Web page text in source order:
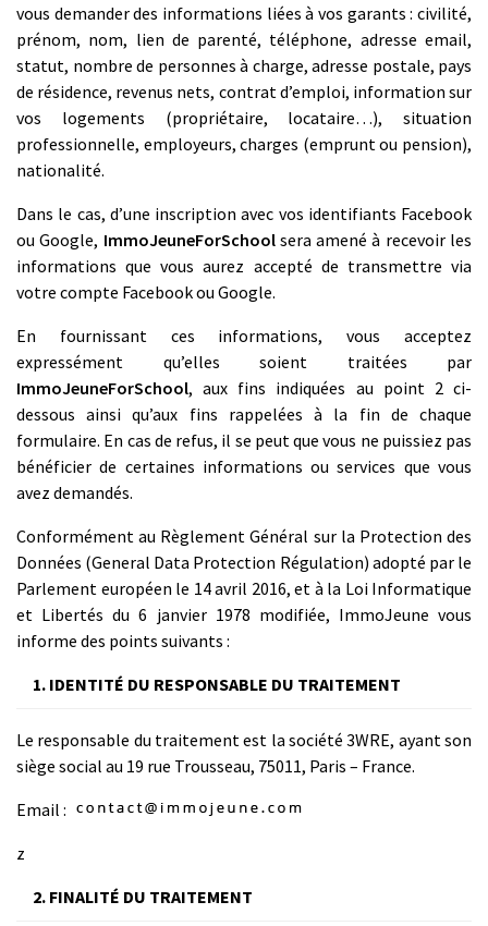
vous demander des informations liées à vos garants : civilité,
prénom, nom, lien de parenté, téléphone, adresse email,
statut, nombre de personnes à charge, adresse postale, pays
de résidence, revenus nets, contrat d’emploi, information sur
vos logements (propriétaire, locataire…), situation
professionnelle, employeurs, charges (emprunt ou pension),
nationalité.
Dans le cas, d’une inscription avec vos identifiants Facebook
ou Google, ImmoJeuneForSchoolsera amené à recevoir les
informations que vous aurez accepté de transmettre via
votre compte Facebook ou Google.
En fournissant ces informations, vous acceptez
expressément qu’elles soient traitées par
ImmoJeuneForSchool, aux fins indiquées au point 2 ci-
dessous ainsi qu’aux fins rappelées à la fin de chaque
formulaire. En cas de refus, il se peut que vous ne puissiez pas
bénéficier de certaines informations ou services que vous
avez demandés.
Conformément au Règlement Général sur la Protection des
Données (General Data Protection Régulation) adopté par le
Parlement européen le 14 avril 2016, et à la Loi Informatique
et Libertés du 6 janvier 1978 modifiée, ImmoJeune vous
informe des points suivants :
1. IDENTITÉ DU RESPONSABLE DU TRAITEMENT
Le responsable du traitement est la société 3WRE, ayant son
siège social au 19 rue Trousseau, 75011, Paris – France.
Email :
z
2. FINALITÉ DU TRAITEMENT